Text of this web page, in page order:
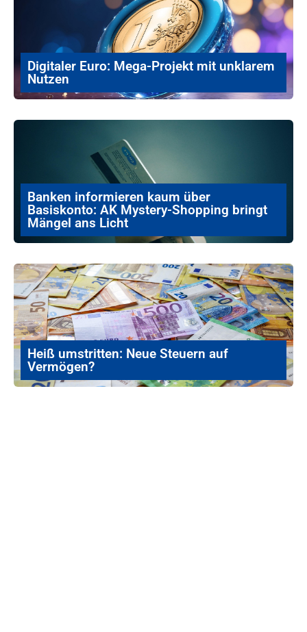
Digitaler Euro: Mega-Projekt mit unklarem
Nutzen
Banken informieren kaum über
Basiskonto: AK Mystery-Shopping bringt
Mängel ans Licht
Heiß umstritten: Neue Steuern auf
Vermögen?